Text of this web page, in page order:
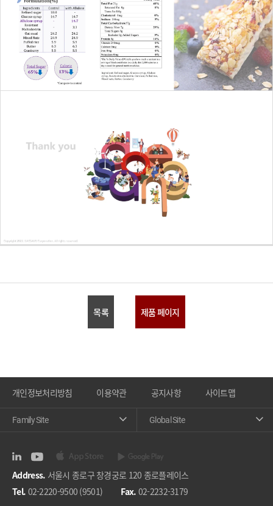
목록 제품 페이지
개인정보처리방침 이용약관 공지사항 사이트맵
Family Site Global Site
Address. 서울시 종로구 창경궁로 120 종로플레이스
Tel. 02-2220-9500 (9501) Fax. 02-2232-3179